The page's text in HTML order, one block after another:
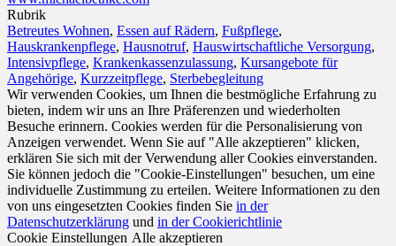
Rubrik
Betreutes Wohnen, Essen auf Rädern, Fußpflege,
Hauskrankenpflege, Hausnotruf, Hauswirtschaftliche Versorgung,
Intensivpflege, Krankenkassenzulassung, Kursangebote für
Angehörige, Kurzzeitpflege, Sterbebegleitung
Wir verwenden Cookies, um Ihnen die bestmögliche Erfahrung zu
bieten, indem wir uns an Ihre Präferenzen und wiederholten
Besuche erinnern. Cookies werden für die Personalisierung von
Anzeigen verwendet. Wenn Sie auf "Alle akzeptieren" klicken,
erklären Sie sich mit der Verwendung aller Cookies einverstanden.
Sie können jedoch die "Cookie-Einstellungen" besuchen, um eine
individuelle Zustimmung zu erteilen. Weitere Informationen zu den
von uns eingesetzten Cookies finden Sie in der
Datenschutzerklärung und in der Cookierichtlinie
Cookie Einstellungen Alle akzeptieren